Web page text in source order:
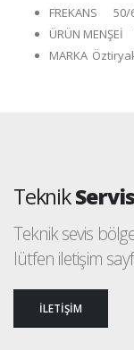
FREKANS
50/
ÜRÜN MENŞEİ
MARKA
TeknikServis
Teknik sevis
lütfen iletişim
İLETİŞİM